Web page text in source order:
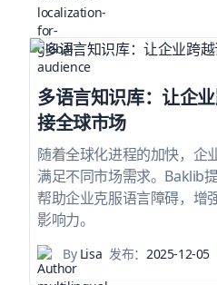
多语言知识库：让企
接全球市场
随着全球化进程的加快，企
满足不同市场需求。Baklib
帮助企业克服语言障碍，增
影响力。
ByLisa 发布： 2025-12-05